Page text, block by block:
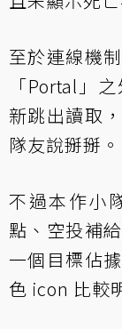
至於連線機
「Portal」
新跳出讀取
隊友說掰掰。
不過本作小
點、空投補
一個目標佔
色 icon 比較